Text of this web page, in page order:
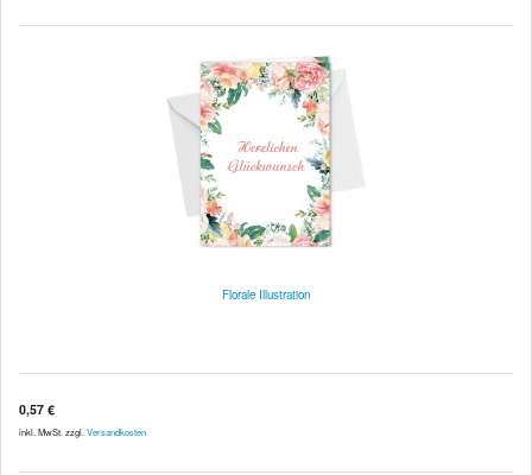
Florale Illustration
0,57 €
inkl. MwSt. zzgl. Versandkosten